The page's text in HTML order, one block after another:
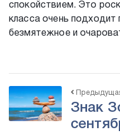
спокойствием. Это
класса очень
безмятежное и
Знак